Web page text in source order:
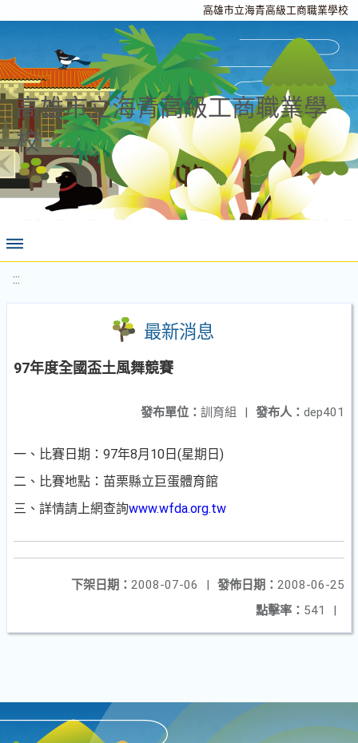
高雄市立海青高級工商職業學校
高雄市立海青高級工商職業學
校
:::
最新消息
97年度全國盃土風舞競賽
發布人： dep401
發布單位： 訓育組 |
一、比賽日期：97年8月10日(星期日)
二、比賽地點：苗栗縣立巨蛋體育館
三、詳情請上網查詢www.wfda.org.tw
發佈日期： 2008-06-25
下架日期： 2008-07-06
|
點擊率： 541 |